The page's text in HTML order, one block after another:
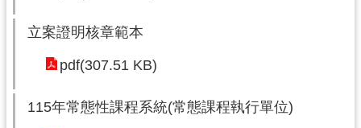
立案證明核章範本
pdf(307.51 KB)
115年常態性課程系統(常態課程執行單位)